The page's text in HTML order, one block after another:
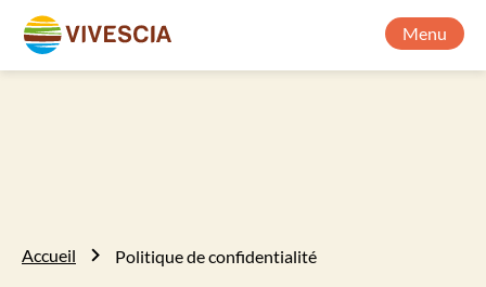
Menu
Accueil Politique de confidentialité